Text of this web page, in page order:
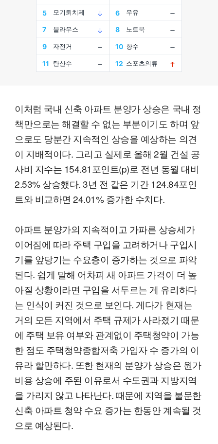
이처럼 국내 신축 아파트 분양가 상승은 국내 정
책만으로는 해결할 수 없는 부분이기도 하며 앞
으로도 당분간 지속적인 상승을 예상하는 의견
이 지배적이다. 그리고 실제로 올해 2월 건설 공
사비 지수는 154.81포인트(p)로 전년 동월 대비
2.53% 상승했다. 3년 전 같은 기간 124.84포인
트와 비교하면 24.01% 증가한 수치다.
아파트 분양가의 지속적이고 가파른 상승세가
이어짐에 따라 주택 구입을 고려하거나 구입시
기를 앞당기는 수요층이 증가하는 것으로 파악
된다. 쉽게 말해 어차피 새 아파트 가격이 더 높
아질 상황이라면 구입을 서두르는 게 유리하다
는 인식이 커진 것으로 보인다. 게다가 현재는
거의 모든 지역에서 주택 규제가 사라졌기 때문
에 주택 보유 여부와 관계없이 주택청약이 가능
한 점도 주택청약종합저축 가입자 수 증가의 이
유라 할만하다. 또한 현재의 분양가 상승은 원가
비용 상승에 주된 이유로서 수도권과 지방지역
을 가리지 않고 나타난다. 때문에 지역을 불문한
신축 아파트 청약 수요 증가는 한동안 계속될 것
으로 예상된다.